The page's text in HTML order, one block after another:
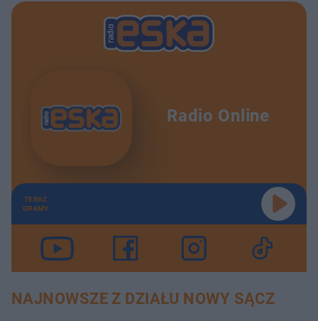
Radio Online
TERAZ
GRAMY
NAJNOWSZE Z DZIAŁU NOWY SĄCZ